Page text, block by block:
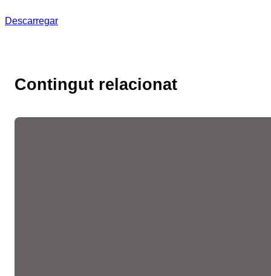
Descarregar
Contingut relacionat